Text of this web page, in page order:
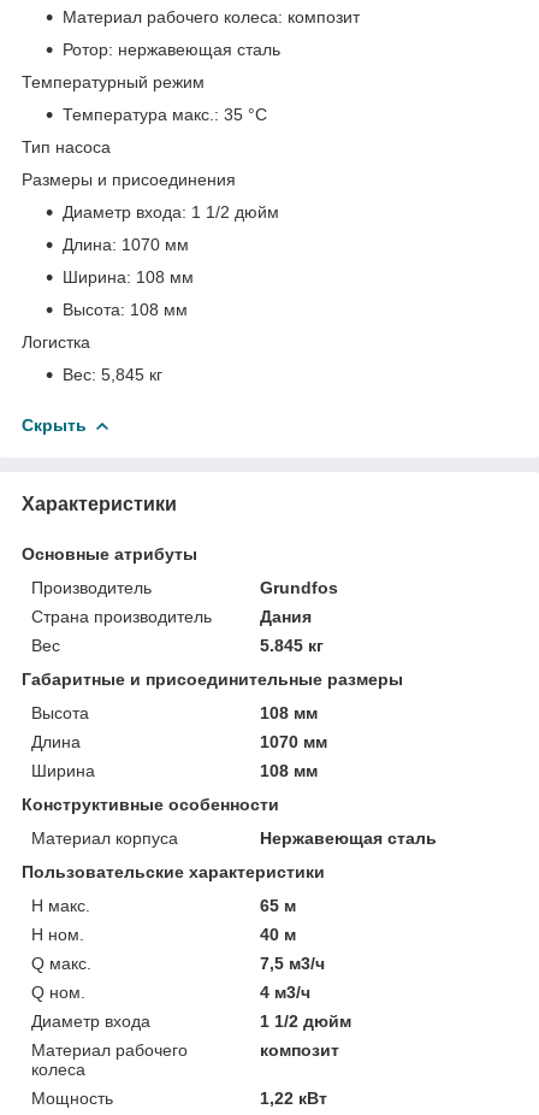
Материал рабочего колеса: композит
Ротор: нержавеющая сталь
Температурный режим
Температура макс.: 35 °С
Тип насоса
Размеры и присоединения
Диаметр входа: 1 1/2 дюйм
Длина: 1070 мм
Ширина: 108 мм
Высота: 108 мм
Логистка
Вес: 5,845 кг
Скрыть
Характеристики
Основные атрибуты
Производитель
Grundfos
Страна производитель
Дания
Вес
5.845 кг
Габаритные и присоединительные размеры
Высота
108 мм
Длина
1070 мм
Ширина
108 мм
Конструктивные особенности
Материал корпуса
Нержавеющая сталь
Пользовательские характеристики
H макс.
65 м
H ном.
40 м
Q макс.
7,5 м3/ч
Q ном.
4 м3/ч
Диаметр входа
1 1/2 дюйм
Материал рабочего
колеса
композит
Мощность
1,22 кВт